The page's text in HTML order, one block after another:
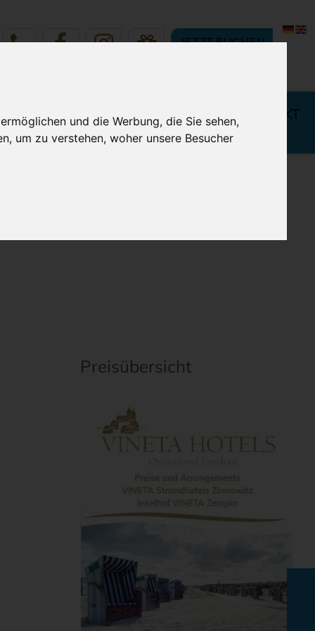
und die Werbung, die Sie sehen,
um zu verstehen, woher unsere Besucher
JETZT BUCHEN
IHREN
BUCHUNG & KONTAKT
Preisübersicht